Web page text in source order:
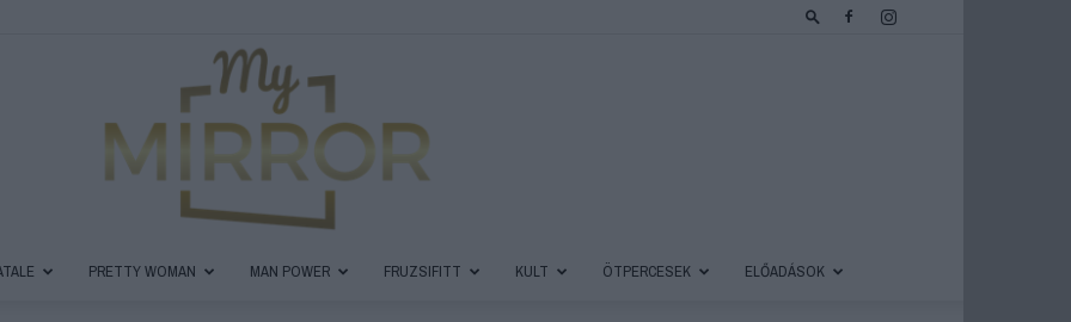
PRETTY WOMAN MAN POWER FRUZSIFITT KULT ÖTPERCESEK ELŐADÁSOK